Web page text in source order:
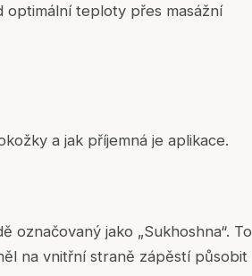
teploty přes masážní
a jak příjemná je aplikace.
označovaný jako „Sukhoshna“. To
na vnitřní straně zápěstí působit